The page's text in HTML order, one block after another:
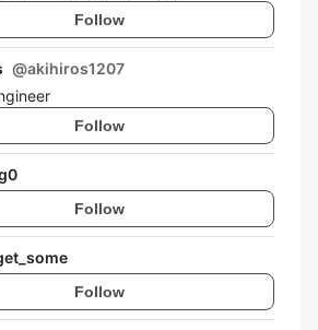
Follow
@akihiros1207
Follow
Follow
Follow